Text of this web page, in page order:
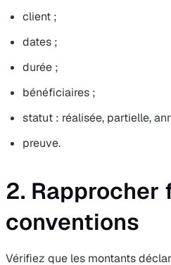
client ;
dates ;
durée ;
bénéficiaires ;
statut : réalisée, partielle,
preuve.
2.
conventions
Vérifiez que les montants